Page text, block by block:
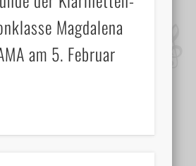
Magdalena
am 5. Februar